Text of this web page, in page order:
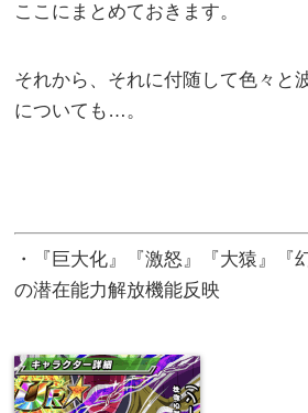
ここにまとめておきます。
それから、それに付随して色々と
についても…。
・『巨大化』『激怒』『大猿』『
の潜在能力解放機能反映